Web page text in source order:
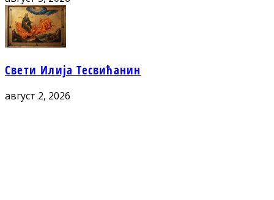
Свети Илија Тесвићанин
август 2, 2026